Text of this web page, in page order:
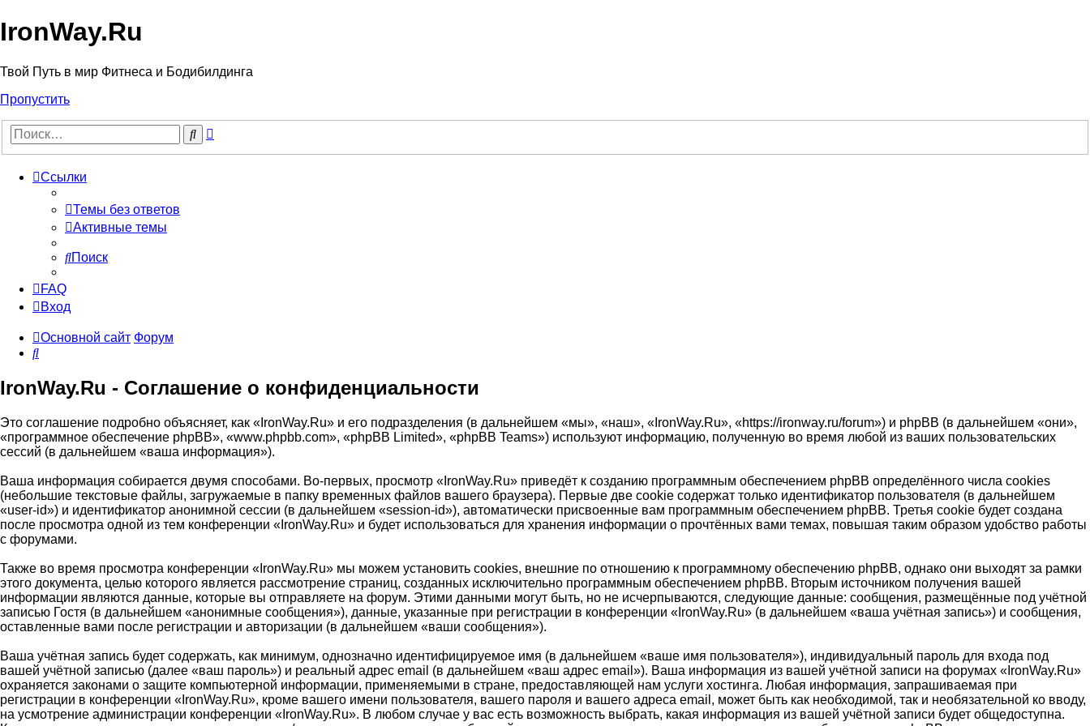
IronWay.Ru
Твой Путь в мир Фитнеса и Бодибилдинга
Пропустить
Поиск
Ссылки
Темы без ответов
Активные темы
Поиск
FAQ
Вход
Основной сайт Форум
Поиск
IronWay.Ru - Соглашение о конфиденциальности
Это соглашение подробно объясняет, как «IronWay.Ru» и его подразделения (в дальнейшем «мы», «наш», «IronWay.Ru», «https://ironway.ru/forum») и phpBB (в дальнейшем «они»,
«программное обеспечение phpBB», «www.phpbb.com», «phpBB Limited», «phpBB Teams») используют информацию, полученную во время любой из ваших пользовательских
сессий (в дальнейшем «ваша информация»).
Ваша информация собирается двумя способами. Во-первых, просмотр «IronWay.Ru» приведёт к созданию программным обеспечением phpBB определённого числа cookies
(небольшие текстовые файлы, загружаемые в папку временных файлов вашего браузера). Первые две cookie содержат только идентификатор пользователя (в дальнейшем
«user-id») и идентификатор анонимной сессии (в дальнейшем «session-id»), автоматически присвоенные вам программным обеспечением phpBB. Третья cookie будет создана
после просмотра одной из тем конференции «IronWay.Ru» и будет использоваться для хранения информации о прочтённых вами темах, повышая таким образом удобство работы
с форумами.
Также во время просмотра конференции «IronWay.Ru» мы можем установить cookies, внешние по отношению к программному обеспечению phpBB, однако они выходят за рамки
этого документа, целью которого является рассмотрение страниц, созданных исключительно программным обеспечением phpBB. Вторым источником получения вашей
информации являются данные, которые вы отправляете на форум. Этими данными могут быть, но не исчерпываются, следующие данные: сообщения, размещённые под учётной
записью Гостя (в дальнейшем «анонимные сообщения»), данные, указанные при регистрации в конференции «IronWay.Ru» (в дальнейшем «ваша учётная запись») и сообщения,
оставленные вами после регистрации и авторизации (в дальнейшем «ваши сообщения»).
Ваша учётная запись будет содержать, как минимум, однозначно идентифицируемое имя (в дальнейшем «ваше имя пользователя»), индивидуальный пароль для входа под
вашей учётной записью (далее «ваш пароль») и реальный адрес email (в дальнейшем «ваш адрес email»). Ваша информация из вашей учётной записи на форумах «IronWay.Ru»
охраняется законами о защите компьютерной информации, применяемыми в стране, предоставляющей нам услуги хостинга. Любая информация, запрашиваемая при
регистрации в конференции «IronWay.Ru», кроме вашего имени пользователя, вашего пароля и вашего адреса email, может быть как необходимой, так и необязательной ко вводу,
на усмотрение администрации конференции «IronWay.Ru». В любом случае у вас есть возможность выбрать, какая информация из вашей учётной записи будет общедоступна.